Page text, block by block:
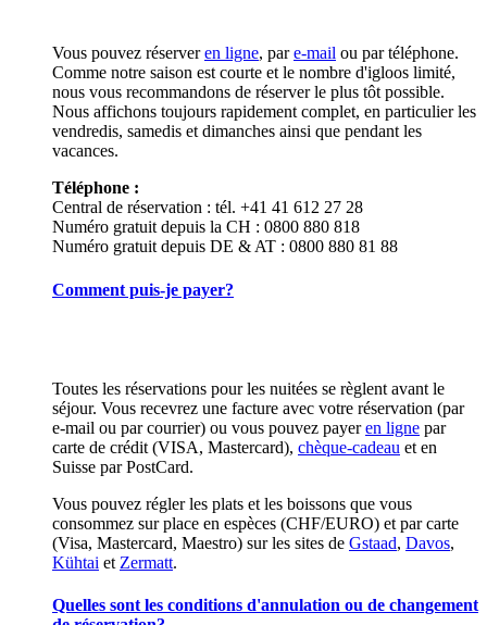
Vous pouvez réserveren ligne, pare-mail ou par téléphone.
Comme notre saison est courte et le nombre d'igloos limité,
nous vous recommandons de réserver le plus tôt possible.
Nous affichons toujours rapidement complet, en particulier les
vendredis, samedis et dimanches ainsi que pendant les
vacances.
Téléphone :
Central de réservation : tél. +41 41 612 27 28
Numéro gratuit depuis la CH : 0800 880 818
Numéro gratuit depuis DE & AT : 0800 880 81 88
Comment puis-je payer?
Toutes les réservations pour les nuitées se règlent avant le
séjour. Vous recevrez une facture avec votre réservation (par
e-mail ou par courrier) ou vous pouvez payeren ligne par
carte de crédit (VISA, Mastercard), chèque-cadeau et en
Suisse par PostCard.
Vous pouvez régler les plats et les boissons que vous
consommez sur place en espèces (CHF/EURO) et par carte
(Visa, Mastercard, Maestro) sur les sites de Gstaad, Davos,
Kühtai et Zermatt.
Quelles sont les conditions d'annulation ou de changement